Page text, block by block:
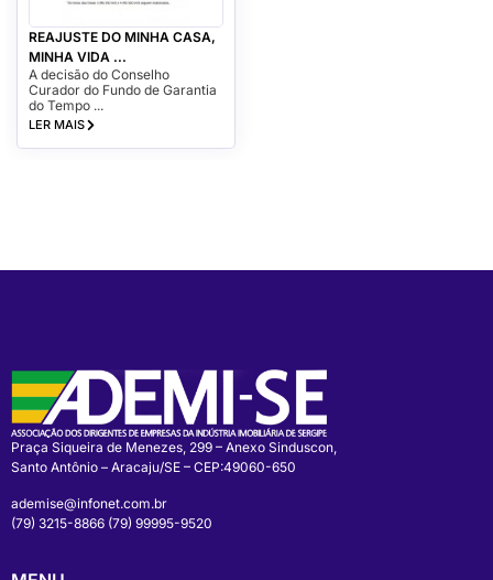
REAJUSTE DO MINHA CASA,
MINHA VIDA ...
A decisão do Conselho
Curador do Fundo de Garantia
do Tempo ...
LER MAIS
Praça Siqueira de Menezes, 299 – Anexo Sinduscon,
Santo Antônio – Aracaju/SE – CEP:49060-650
ademise@infonet.com.br
(79) 3215-8866 (79) 99995-9520